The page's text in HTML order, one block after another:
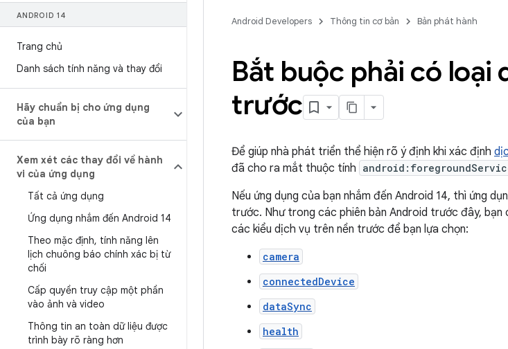
ANDROID 14
Trang chủ
Danh sách tính năng và thay đổi
Hãy chuẩn bị cho ứng dụng
của bạn
Xem xét các thay đổi về hành
vi của ứng dụng
Tất cả ứng dụng
Ứng dụng nhắm đến Android 14
Theo mặc định, tính năng lên
lịch chuông báo chính xác bị từ
chối
Cấp quyền truy cập một phần
vào ảnh và video
Thông tin an toàn dữ liệu được
trình bày rõ ràng hơn
Android Developers Thông tin cơ bản Bản phát hành
Bắt buộc phải có loại
trước
Để giúp nhà phát triển thể hiện rõ ý định khi xác định
đã cho ra mắt thuộc tính
Nếu ứng dụng của bạn nhắm đến Android 14, thì ứng
trước. Như trong các phiên bản Android trước đây,
các kiểu dịch vụ trên nền trước để bạn lựa chọn:
camera
connectedDevice
dataSync
health